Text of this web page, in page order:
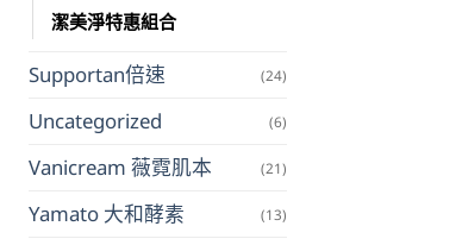
潔美淨特惠組合
Supportan倍速 (24)
Uncategorized (6)
Vanicream 薇霓肌本 (21)
Yamato 大和酵素 (13)